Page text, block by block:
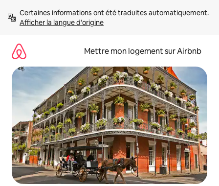
directement
Afficher la langue d'origine
Mettre mon logement sur Airbnb